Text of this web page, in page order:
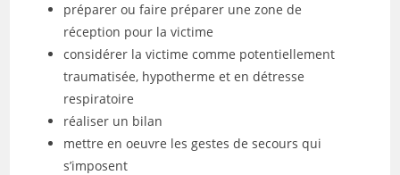
préparer ou faire préparer une zone de
réception pour la victime
considérer la victime comme potentiellement
traumatisée, hypotherme et en détresse
respiratoire
réaliser un bilan
mettre en oeuvre les gestes de secours qui
s’imposent